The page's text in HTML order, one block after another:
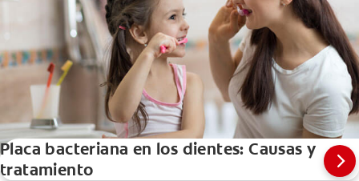
Placa bacteriana en los dientes: Causas y
tratamiento